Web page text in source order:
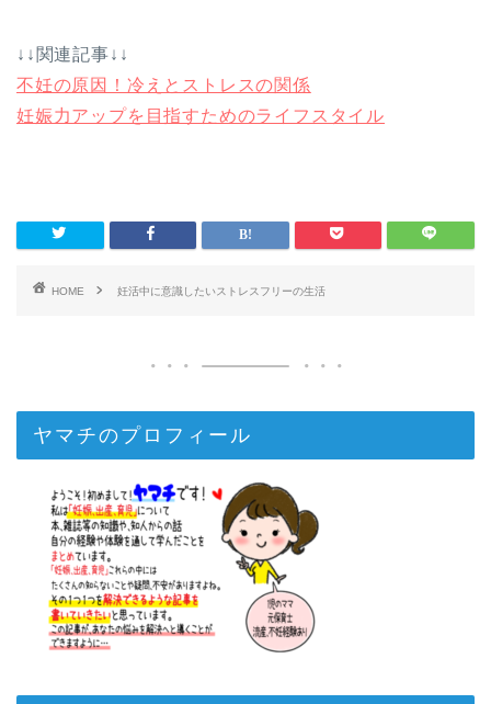
↓↓関連記事↓↓
不妊の原因！冷えとストレスの関係
妊娠力アップを目指すためのライフスタイル
HOME 妊活中に意識したいストレスフリーの生活
ヤマチのプロフィール